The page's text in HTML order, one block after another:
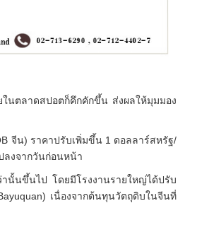
นตลาดสปอตก็คึกคักขึ้น ส่งผลให้มุมมอง
จีน) ราคาปรับเพิ่มขึ้น 1 ดอลลาร์สหรัฐ/
ลงจากวันก่อนหน้า
นั้นขึ้นไป โดยมีโรงงานรายใหญ่ได้ปรับ
เนื่องจากต้นทุนวัตถุดิบในจีนที่